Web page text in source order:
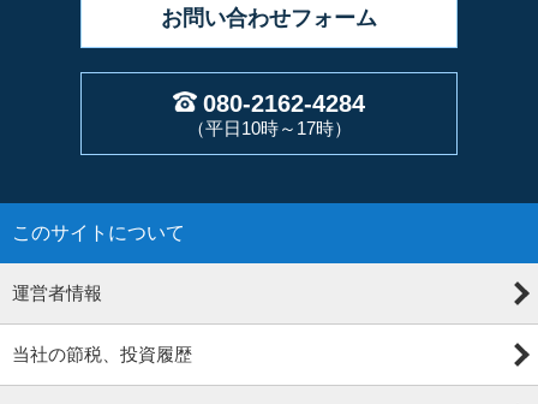
お問い合わせフォーム
080-2162-4284
（平日10時～17時）
このサイトについて
運営者情報
当社の節税、投資履歴